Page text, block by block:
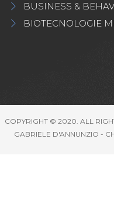
BUSINESS &
BIOTECNOLOGIE
COPYRIGHT © 2020. ALL
GABRIELE D'ANNUNZIO -